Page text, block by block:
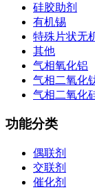
硅胶助剂
有机锡
特殊片状无
其他
气相氧化铝
气相二氧化
气相二氧化
功能分类
偶联剂
交联剂
催化剂